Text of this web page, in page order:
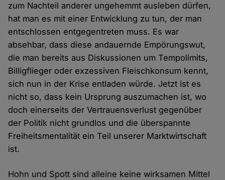
zum Nachteil anderer ungehemmt ausleben dürfen,
hat man es mit einer Entwicklung zu tun, der man
entschlossen entgegentreten muss. Es war
absehbar, dass diese andauernde Empörungswut,
die man bereits aus Diskussionen um Tempolimits,
Billigflieger oder exzessiven Fleischkonsum kennt,
sich nun in der Krise entladen würde. Jetzt ist es
nicht so, dass kein Ursprung auszumachen ist, wo
doch einerseits der Vertrauensverlust gegenüber
der Politik nicht grundlos und die überspannte
Freiheitsmentalität ein Teil unserer Marktwirtschaft
ist.
Hohn und Spott sind alleine keine wirksamen Mittel